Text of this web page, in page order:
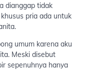
dianggap tidak
pria ada untuk
umum karena aku
Meski disebut
sepenuhnya hanya